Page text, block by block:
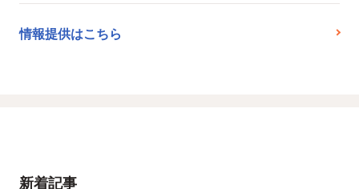
情報提供はこちら
新着記事